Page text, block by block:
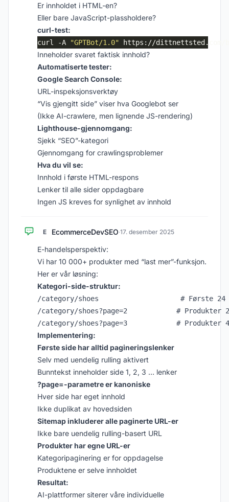
Er innholdet i HTML-en?
Eller bare JavaScript-plassholdere?
curl-test:
curl -A "GPTBot/1.0"
Inneholder svaret faktisk innhold?
Automatiserte tester:
Google Search Console:
URL-inspeksjonsverktøy
“Vis gjengitt side” viser hva Googlebot ser
(Ikke AI-crawlere, men lignende JS-rendering)
Lighthouse-gjennomgang:
Sjekk “SEO”-kategori
Gjennomgang for crawlingsproblemer
Hva du vil se:
Innhold i første HTML-respons
Lenker til alle sider oppdagbare
Ingen JS kreves for synlighet av innhold
E EcommerceDevSEO·17. desember 2025
E-handelsperspektiv:
Vi har 10 000+ produkter med “last mer”-funksjon.
Her er vår løsning:
Kategori-side-struktur:
/category/shoes                    # Første 24
/category/shoes?page=2            # Produkter
Implementering:
Første side har alltid pagineringslenker
Selv med uendelig rulling aktivert
Bunntekst inneholder side 1, 2, 3 … lenker
?page=-parametre er kanoniske
Hver side har eget innhold
Ikke duplikat av hovedsiden
Sitemap inkluderer alle paginerte URL-er
Ikke bare uendelig rulling-basert URL
Produkter har egne URL-er
Kategoripaginering er for oppdagelse
Produktene er selve innholdet
Resultat:
AI-plattformer siterer våre individuelle